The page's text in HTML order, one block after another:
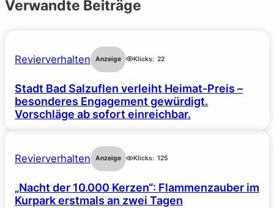
Verwandte Beiträge
Revierverhalten Anzeige Klicks: 22
Stadt Bad Salzuflen verleiht Heimat-Preis –
besonderes Engagement gewürdigt.
Vorschläge ab sofort einreichbar.
Revierverhalten Anzeige Klicks: 125
„Nacht der 10.000 Kerzen“: Flammenzauber im
Kurpark erstmals an zwei Tagen